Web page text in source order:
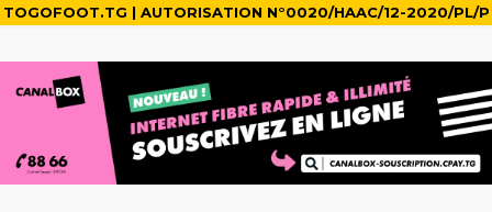
TOGOFOOT.TG | AUTORISATION N°0020/HAAC/12-2020/PL/P